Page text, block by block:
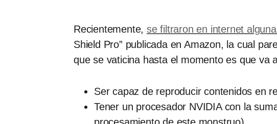
Recientemente,se filtraron en internet
Shield Pro” publicada en Amazon, la cual
que se vaticina hasta el momento es que va
Ser capaz de reproducir contenidos en
Tener un procesador NVIDIA con la